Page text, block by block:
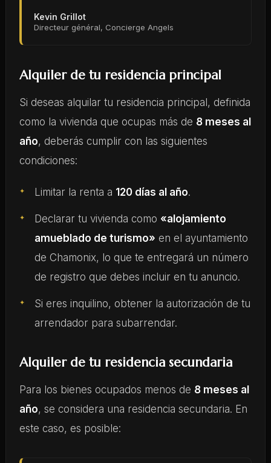
Kevin Grillot
Directeur général, Concierge Angels
Alquiler de tu residencia principal
Si deseas alquilar tu residencia principal, definida
como la vivienda que ocupas más de 8 meses al
año, deberás cumplir con las siguientes
condiciones:
Limitar la renta a 120 días al año.
Declarar tu vivienda como «alojamiento
amueblado de turismo» en el ayuntamiento
de Chamonix, lo que te entregará un número
de registro que debes incluir en tu anuncio.
Si eres inquilino, obtener la autorización de tu
arrendador para subarrendar.
Alquiler de tu residencia secundaria
Para los bienes ocupados menos de 8 meses al
año, se considera una residencia secundaria. En
este caso, es posible: